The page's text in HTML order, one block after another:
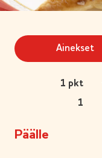
Ainekset
1 pkt
1
Päälle